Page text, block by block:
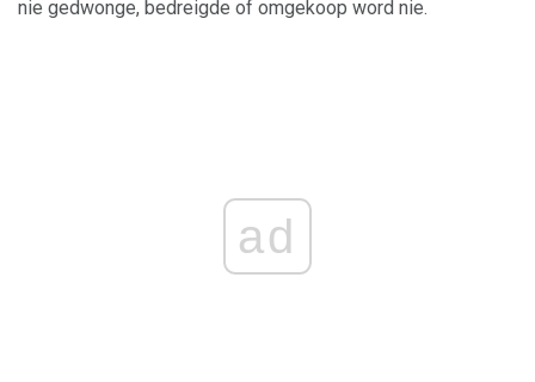
nie gedwonge, bedreigde of omgekoop word nie.
ad